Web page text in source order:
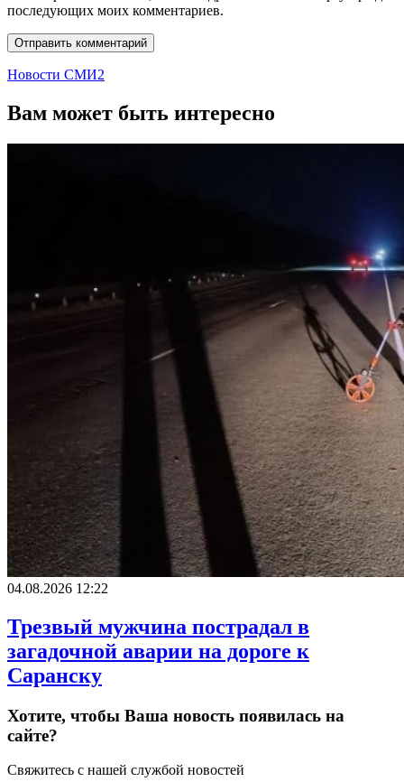
последующих моих комментариев.
Новости СМИ2
Вам может быть интересно
04.08.2026 12:22
Трезвый мужчина пострадал в
загадочной аварии на дороге к
Саранску
Хотите, чтобы Ваша новость появилась на
сайте?
Свяжитесь с нашей службой новостей